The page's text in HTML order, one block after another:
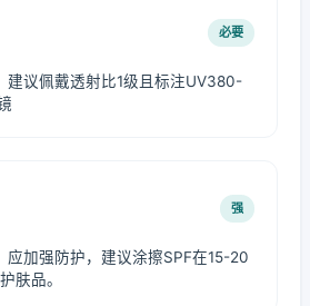
必要
建议佩戴透射比1级且标注UV380-
强
应加强防护，建议涂擦SPF在15-20
肤品。